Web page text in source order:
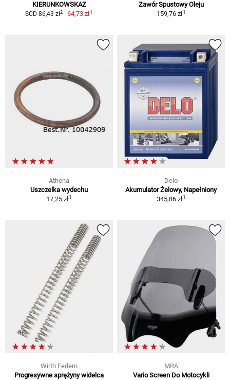
KIERUNKOWSKAZ
SCD 86,43 zł2 64,73 zł1
Zawór Spustowy Oleju
159,76 zł1
Athena
Uszczelka wydechu
17,25 zł1
Delo
Akumulator Żelowy, Napełniony
345,86 zł1
Wirth Federn
Progresywne sprężyny widelca
MRA
Vario Screen Do Motocykli